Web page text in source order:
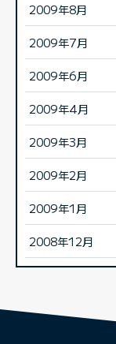
2009年8月
2009年7月
2009年6月
2009年4月
2009年3月
2009年2月
2009年1月
2008年12月